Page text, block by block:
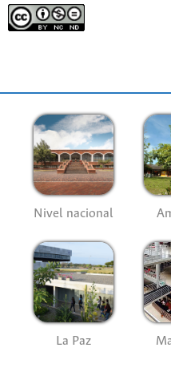
Nivel nacional
La Paz